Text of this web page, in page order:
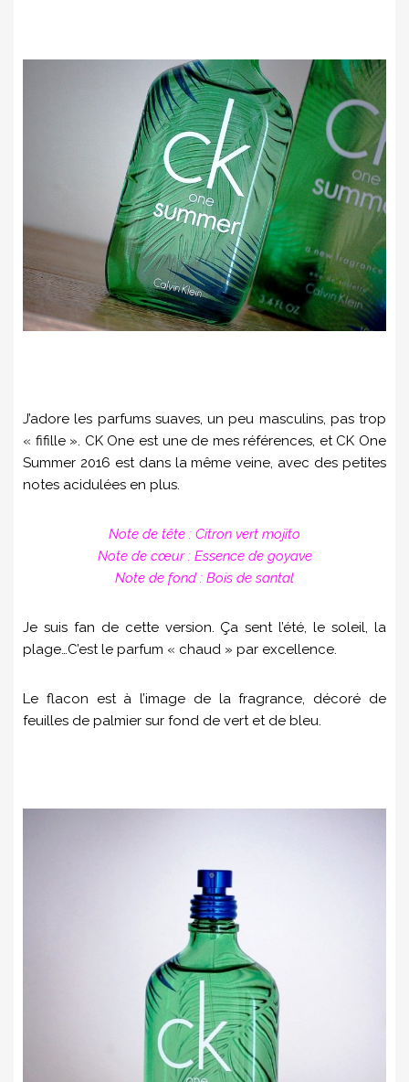
J’adore les parfums suaves, un peu masculins, pas trop
« fifille ». CK One est une de mes références, et CK One
Summer 2016 est dans la même veine, avec des petites
notes acidulées en plus.
Note de tête : Citron vert mojito
Note de cœur : Essence de goyave
Note de fond : Bois de santal
Je suis fan de cette version. Ça sent l’été, le soleil, la
plage…C’est le parfum « chaud » par excellence.
Le flacon est à l’image de la fragrance, décoré de
feuilles de palmier sur fond de vert et de bleu.